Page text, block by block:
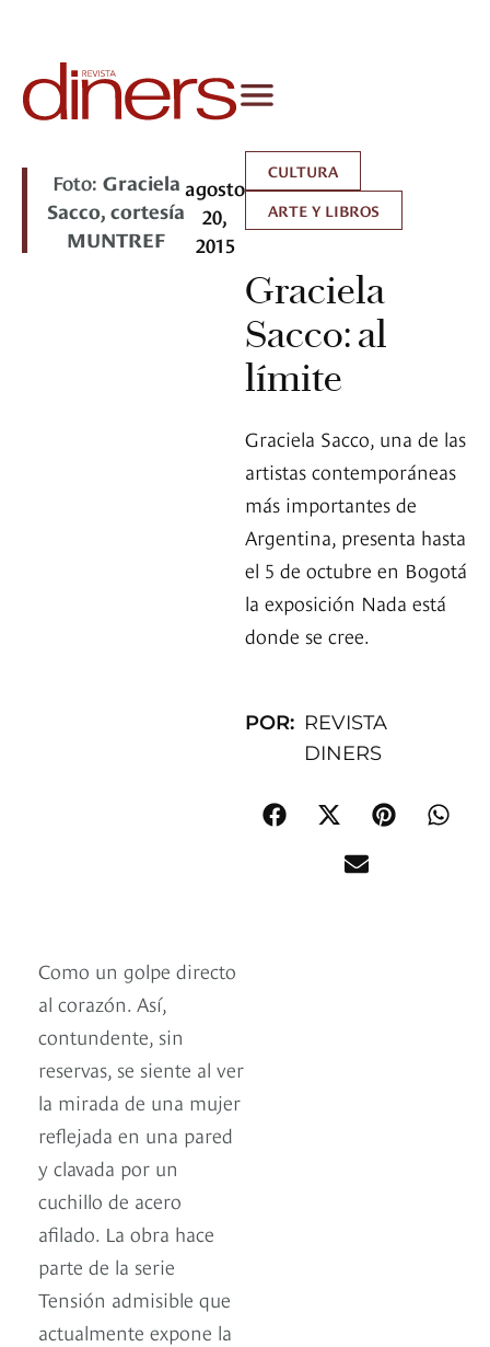
Foto: Graciela
Sacco, cortesía
MUNTREF
agosto
20,
2015
CULTURA
ARTE Y LIBROS
Graciela
Sacco: al
límite
Graciela Sacco, una de las
artistas contemporáneas
más importantes de
Argentina, presenta hasta
el 5 de octubre en Bogotá
la exposición Nada está
donde se cree.
POR: REVISTA
DINERS
Como un golpe directo
al corazón. Así,
contundente, sin
reservas, se siente al ver
la mirada de una mujer
reflejada en una pared
y clavada por un
cuchillo de acero
afilado. La obra hace
parte de la serie
Tensión admisible que
actualmente expone la